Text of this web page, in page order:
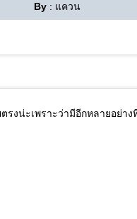
By : แควน
น่ะเพราะว่ามีอีกหลายอย่างที่